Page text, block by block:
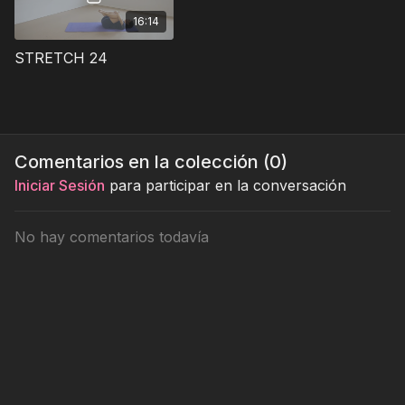
16:14
STRETCH 24
Comentarios en la colección (0)
Iniciar Sesión para participar en la conversación
No hay comentarios todavía